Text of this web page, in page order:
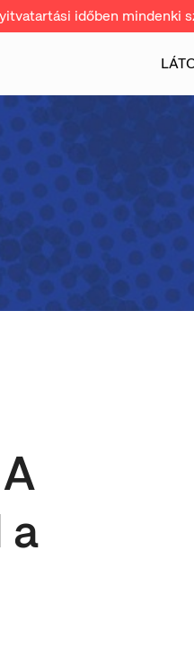
időben mindenki
a